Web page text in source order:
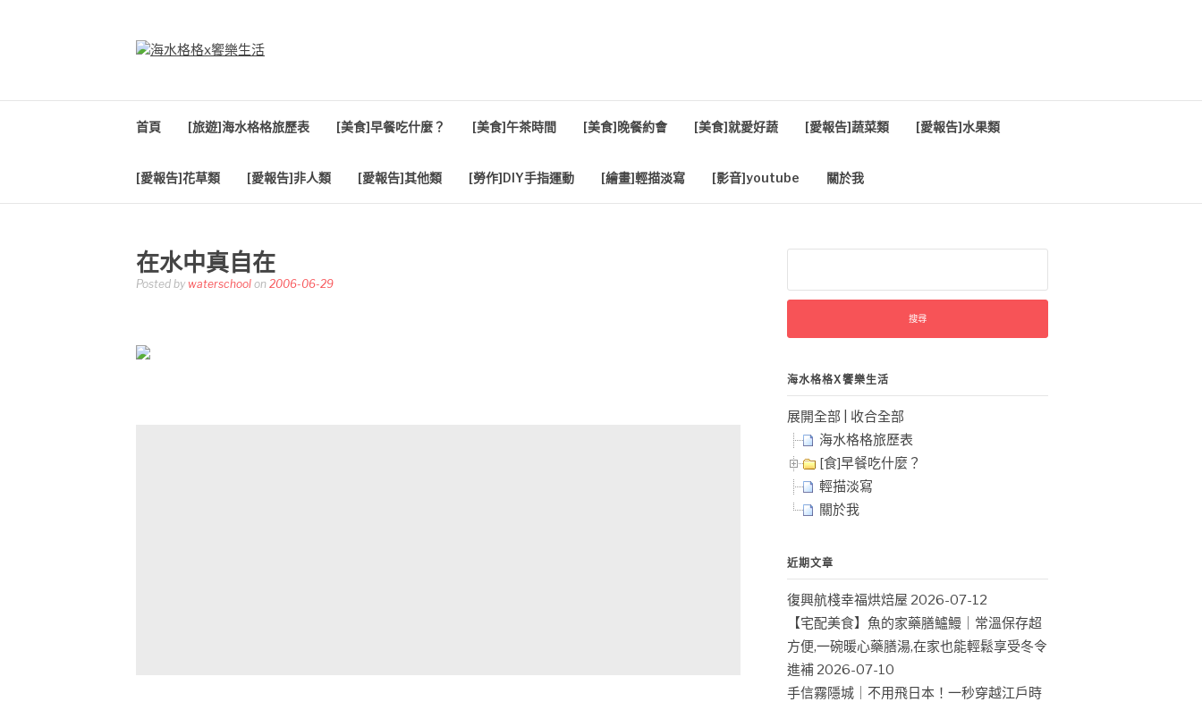
首頁 [旅遊]海水格格旅歷表 [美食]早餐吃什麼？ [美食]午茶時間 [美食]晚餐約會 [美食]就愛好蔬 [愛報告]蔬菜類 [愛報告]水果類
[愛報告]花草類 [愛報告]非人類 [愛報告]其他類 [勞作]DIY手指運動 [繪畫]輕描淡寫 [影音]youtube 關於我
在水中真自在
Posted by waterschool on 2006-06-29
關
字:
海水格格X饗樂生活
展開全部
收合全部
海水格格旅歷表
[食]早餐吃什麼？
輕描淡寫
關於我
近期文章
復興航棧幸福烘焙屋 2026-07-12
【宅配美食】魚的家藥膳鱸鰻｜常溫保存超
方便,一碗暖心藥膳湯,在家也能輕鬆享受冬令
進補 2026-07-10
手信霧隱城｜不用飛日本！一秒穿越江戶時